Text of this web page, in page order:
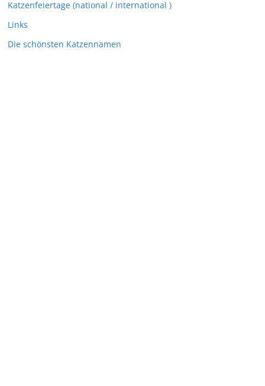
Katzenfeiertage (national / international )
Links
Die schönsten Katzennamen